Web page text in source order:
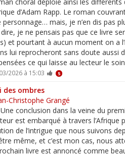
d’Adam Rapp. Le roman
personnage… mais, je n’en dis pas
je ne pensais pas que ce livre
et pourtant à aucun moment on a
lui reprocheront sans doute aussi
ce qui laisse au lecteur le
2026 à 15:03 5
des ombres
Christophe Grangé
conclusion dans la veine du
est embarqué à travers
de l’intrigue que nous suivons
même, et c’est mon cas, nous
livre est annoncé comme